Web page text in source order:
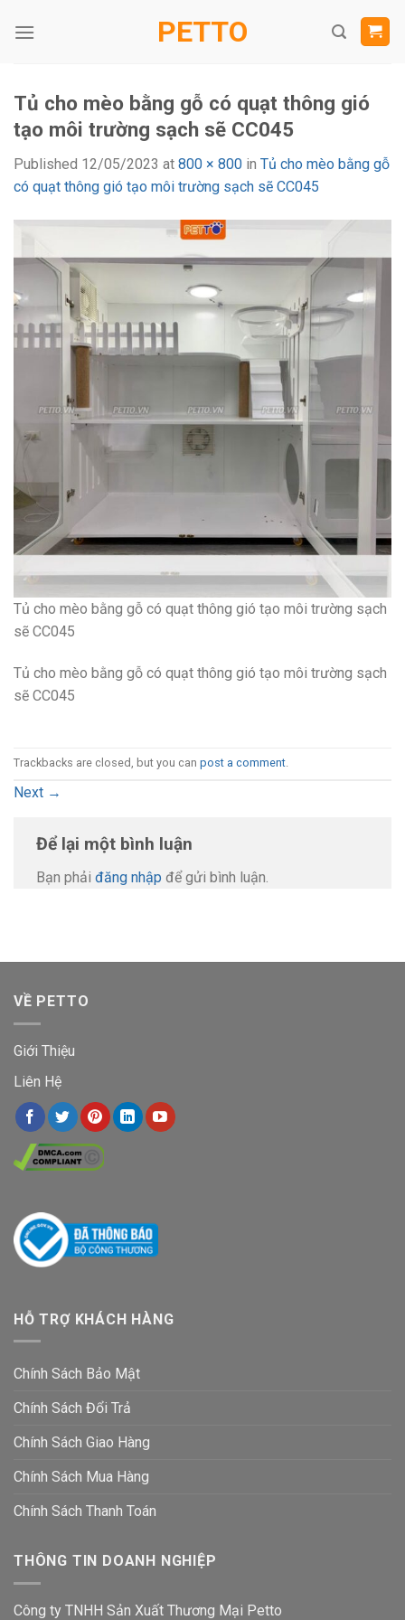
PETTO
Tủ cho mèo bằng gỗ có quạt thông gió
tạo môi trường sạch sẽ CC045
Published 12/05/2023 at 800 × 800 in Tủ cho mèo bằng gỗ
có quạt thông gió tạo môi trường sạch sẽ CC045
Tủ cho mèo bằng gỗ có quạt thông gió tạo môi trường sạch
sẽ CC045
Tủ cho mèo bằng gỗ có quạt thông gió tạo môi trường sạch
sẽ CC045
Trackbacks are closed, but you can post a comment.
Next →
Để lại một bình luận
Bạn phải đăng nhập để gửi bình luận.
VỀ PETTO
Giới Thiệu
Liên Hệ
HỖ TRỢ KHÁCH HÀNG
Chính Sách Bảo Mật
Chính Sách Đổi Trả
Chính Sách Giao Hàng
Chính Sách Mua Hàng
Chính Sách Thanh Toán
THÔNG TIN DOANH NGHIỆP
Công ty TNHH Sản Xuất Thương Mại Petto